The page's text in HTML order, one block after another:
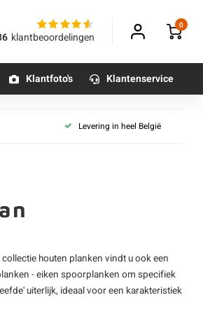
klantbeoordelingen
0
Alle planken
Tafel onderstel - metaal
Klantfoto's Klantenservice
Levering in heel België
houten planken vindt u ook een
- eiken spoorplanken om specifiek
uiterlijk, ideaal voor een karakteristiek